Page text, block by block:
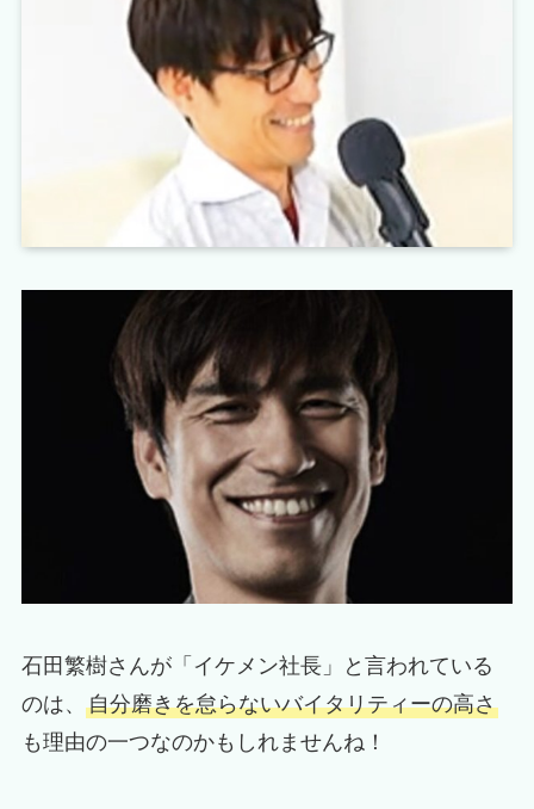
石田繁樹さんが「イケメン社長」と言われている
のは、 自分磨きを怠らないバイタリティーの高さ
も理由の一つなのかもしれませんね！